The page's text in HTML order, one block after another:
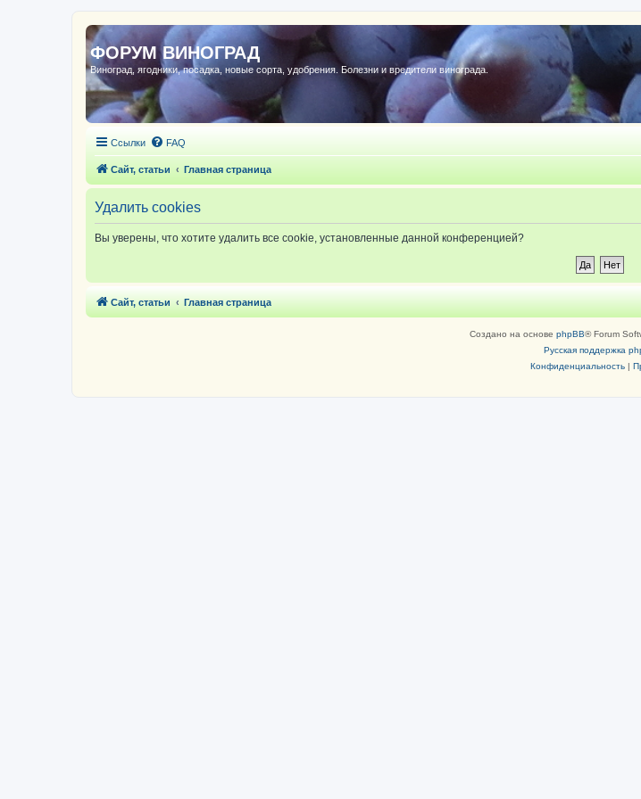
ФОРУМ ВИНОГРАД
Виноград, ягодники, посадка, новые сорта, удобрения. Болезни и вредители винограда.
Ссылки FAQ
Сайт, статьи Главная страница
Удалить cookies
Вы уверены, что хотите удалить все cookie, установленные данной конференцией?
Сайт, статьи Главная страница
Создано на основе phpBB® Forum
Русская поддержка
Конфиденциальность|